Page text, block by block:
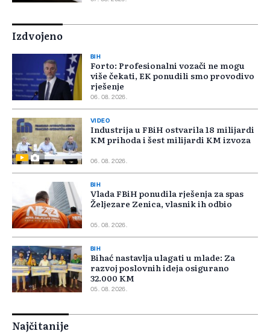
Izdvojeno
BIH
Forto: Profesionalni vozači ne mogu
više čekati, EK ponudili smo provodivo
rješenje
06. 08. 2026.
VIDEO
Industrija u FBiH ostvarila 18 milijardi
KM prihoda i šest milijardi KM izvoza
06. 08. 2026.
BIH
Vlada FBiH ponudila rješenja za spas
Željezare Zenica, vlasnik ih odbio
05. 08. 2026.
BIH
Bihać nastavlja ulagati u mlade: Za
razvoj poslovnih ideja osigurano
32.000 KM
05. 08. 2026.
Najčitanije